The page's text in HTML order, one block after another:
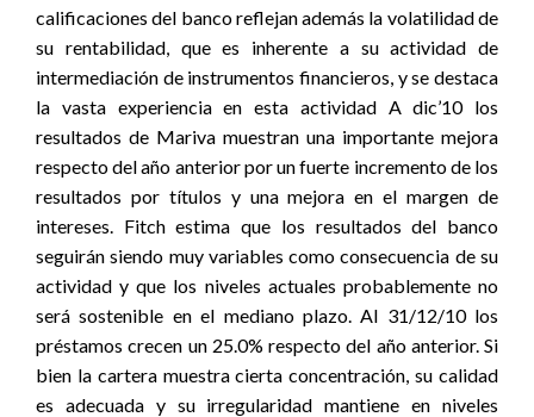
calificaciones del banco reflejan además la volatilidad de
su rentabilidad, que es inherente a su actividad de
intermediación de instrumentos financieros, y se destaca
la vasta experiencia en esta actividad A dic’10 los
resultados de Mariva muestran una importante mejora
respecto del año anterior por un fuerte incremento de los
resultados por títulos y una mejora en el margen de
intereses. Fitch estima que los resultados del banco
seguirán siendo muy variables como consecuencia de su
actividad y que los niveles actuales probablemente no
será sostenible en el mediano plazo. Al 31/12/10 los
préstamos crecen un 25.0% respecto del año anterior. Si
bien la cartera muestra cierta concentración, su calidad
es adecuada y su irregularidad mantiene en niveles